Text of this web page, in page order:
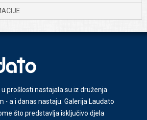
prošlosti nastajala su iz druženja
- a i danas nastaju. Galerija Laudato
što predstavlja isključivo djela